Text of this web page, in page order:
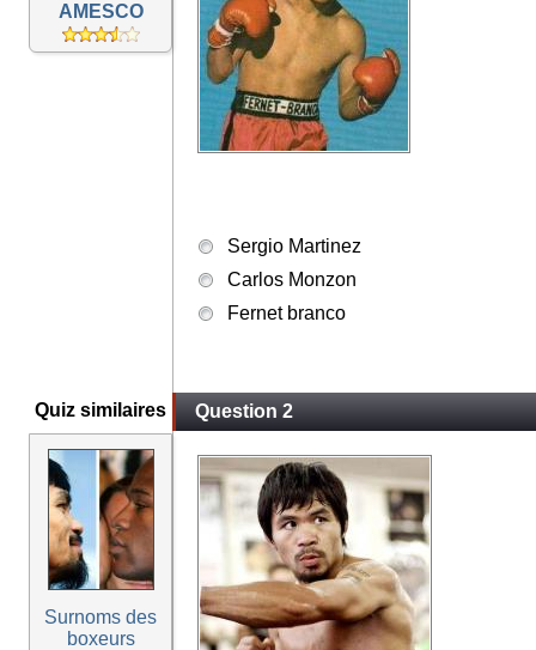
AMESCO
Quiz similaires
Surnoms des
boxeurs
Sergio Martinez
Carlos Monzon
Fernet branco
Question 2